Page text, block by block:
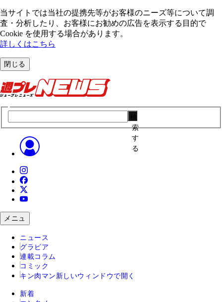
当サイトでは当社の提携先等がお客様のニーズ等について調
査・分析したり、お客様にお勧めの広告を表⽰する⽬的で
Cookie を使⽤する場合があります。
詳しくはこちら
閉じる
索
す
る
メニュ
ニュース
グラビア
連載コラム
コミック
キン肉マン 新しいウィンドウで開く
新着